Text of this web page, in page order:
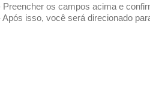
Preencher os campos acima e
Após isso, você será direcionado